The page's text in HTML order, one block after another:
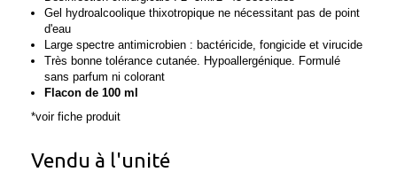
Gel hydroalcoolique thixotropique ne nécessitant pas de point
d'eau
Large spectre antimicrobien : bactéricide, fongicide et virucide
Très bonne tolérance cutanée. Hypoallergénique. Formulé
sans parfum ni colorant
Flacon de 100 ml
*voir fiche produit
Vendu à l'unité